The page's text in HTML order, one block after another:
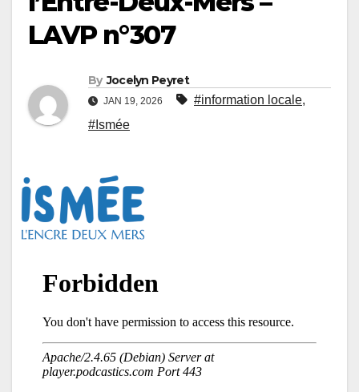
LAVP n°307
By Jocelyn Peyret
JAN 19, 2026 #information locale,
#Ismée